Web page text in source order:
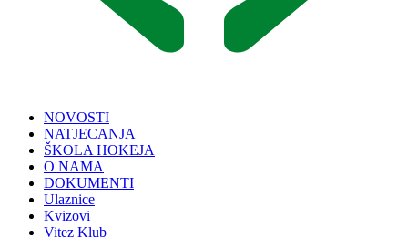
NOVOSTI
NATJECANJA
ŠKOLA HOKEJA
O NAMA
DOKUMENTI
Ulaznice
Kvizovi
Vitez Klub